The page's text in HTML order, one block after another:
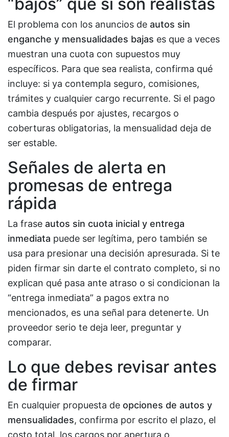
El problema con los anuncios de autos sin
enganche y mensualidades bajas es que a veces
muestran una cuota con supuestos muy
específicos. Para que sea realista, confirma qué
incluye: si ya contempla seguro, comisiones,
trámites y cualquier cargo recurrente. Si el pago
cambia después por ajustes, recargos o
coberturas obligatorias, la mensualidad deja de
ser estable.
Señales de alerta en
promesas de entrega
rápida
La frase autos sin cuota inicial y entrega
inmediata puede ser legítima, pero también se
usa para presionar una decisión apresurada. Si te
piden firmar sin darte el contrato completo, si no
explican qué pasa ante atraso o si condicionan la
“entrega inmediata” a pagos extra no
mencionados, es una señal para detenerte. Un
proveedor serio te deja leer, preguntar y
comparar.
Lo que debes revisar antes
de firmar
En cualquier propuesta de opciones de autos y
mensualidades, confirma por escrito el plazo, el
costo total, los cargos por apertura o